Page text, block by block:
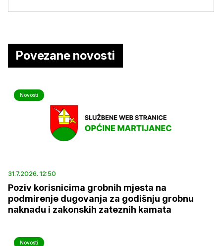
Povezane novosti
Novosti
31.7.2026. 12:50
Poziv korisnicima grobnih mjesta na
podmirenje dugovanja za godišnju grobnu
naknadu i zakonskih zateznih kamata
Novosti